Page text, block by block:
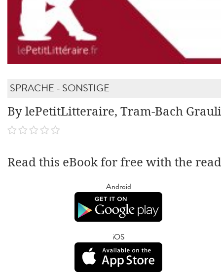
SPRACHE - SONSTIGE
By lePetitLitteraire, Tram-Bach
Read this eBook for free with the
Android
iOS